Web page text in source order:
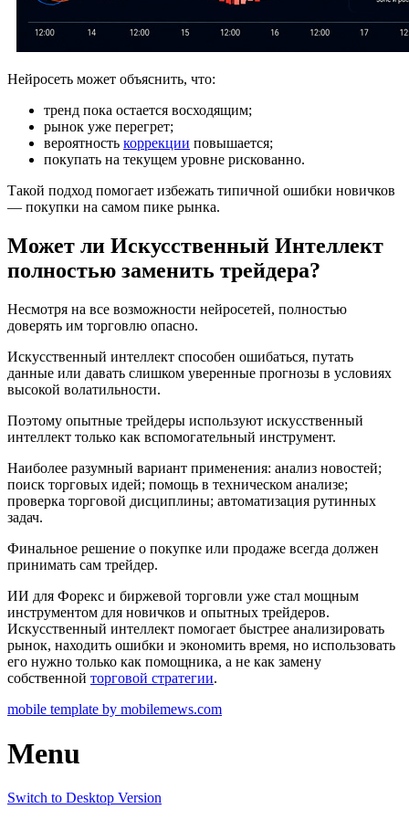
Нейросеть может объяснить, что:
тренд пока остается восходящим;
рынок уже перегрет;
вероятность коррекции повышается;
покупать на текущем уровне рискованно.
Такой подход помогает избежать типичной ошибки новичков
— покупки на самом пике рынка.
Может ли Искусственный Интеллект
полностью заменить трейдера?
Несмотря на все возможности нейросетей, полностью
доверять им торговлю опасно.
Искусственный интеллект способен ошибаться, путать
данные или давать слишком уверенные прогнозы в условиях
высокой волатильности.
Поэтому опытные трейдеры используют искусственный
интеллект только как вспомогательный инструмент.
Наиболее разумный вариант применения: анализ новостей;
поиск торговых идей; помощь в техническом анализе;
проверка торговой дисциплины; автоматизация рутинных
задач.
Финальное решение о покупке или продаже всегда должен
принимать сам трейдер.
ИИ для Форекс и биржевой торговли уже стал мощным
инструментом для новичков и опытных трейдеров.
Искусственный интеллект помогает быстрее анализировать
рынок, находить ошибки и экономить время, но использовать
его нужно только как помощника, а не как замену
собственной торговой стратегии.
mobile template by mobilemews.com
Menu
Switch to Desktop Version